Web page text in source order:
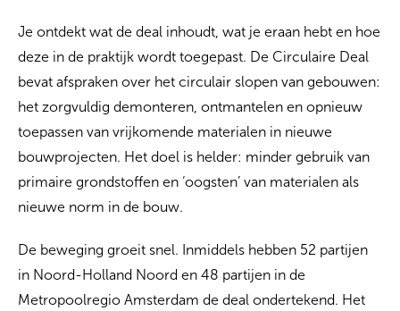
Je ontdekt wat de deal inhoudt, wat je eraan hebt en hoe
deze in de praktijk wordt toegepast. De Circulaire Deal
bevat afspraken over het circulair slopen van gebouwen:
het zorgvuldig demonteren, ontmantelen en opnieuw
toepassen van vrijkomende materialen in nieuwe
bouwprojecten. Het doel is helder: minder gebruik van
primaire grondstoffen en ‘oogsten’ van materialen als
nieuwe norm in de bouw.
De beweging groeit snel. Inmiddels hebben 52 partijen
in Noord-Holland Noord en 48 partijen in de
Metropoolregio Amsterdam de deal ondertekend. Het